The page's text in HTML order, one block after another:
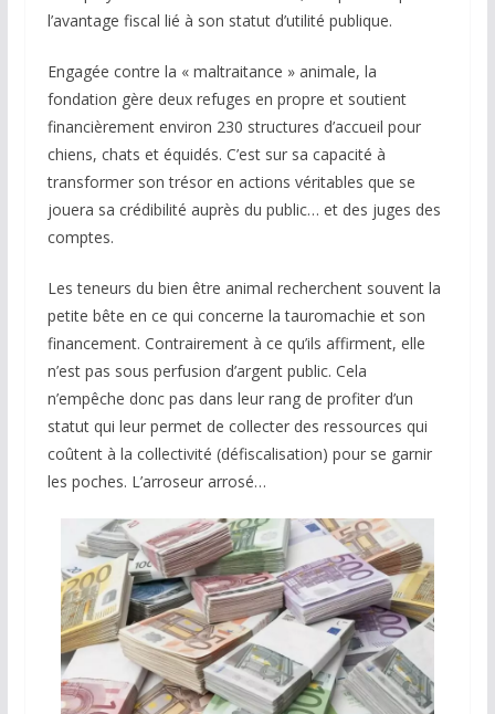
l’avantage fiscal lié à son statut d’utilité publique.
Engagée contre la « maltraitance » animale, la
fondation gère deux refuges en propre et soutient
financièrement environ 230 structures d’accueil pour
chiens, chats et équidés. C’est sur sa capacité à
transformer son trésor en actions véritables que se
jouera sa crédibilité auprès du public… et des juges des
comptes.
Les teneurs du bien être animal recherchent souvent la
petite bête en ce qui concerne la tauromachie et son
financement. Contrairement à ce qu’ils affirment, elle
n’est pas sous perfusion d’argent public. Cela
n’empêche donc pas dans leur rang de profiter d’un
statut qui leur permet de collecter des ressources qui
coûtent à la collectivité (défiscalisation) pour se garnir
les poches. L’arroseur arrosé…